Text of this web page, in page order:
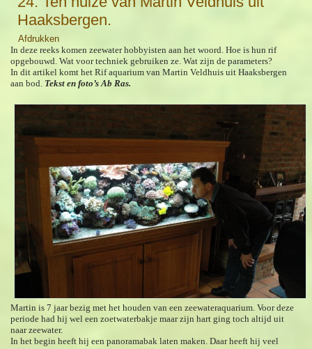
Haaksbergen.
Afdrukken
In deze reeks komen zeewater hobbyisten aan het woord. Hoe is hun rif
opgebouwd. Wat voor techniek gebruiken ze. Wat zijn de parameters?
In dit artikel komt het Rif aquarium van Martin Veldhuis uit Haaksbergen
aan bod. Tekst en foto’s Ab Ras.
Martin is 7 jaar bezig met het houden van een zeewateraquarium. Voor deze
periode had hij wel een zoetwaterbakje maar zijn hart ging toch altijd uit
naar zeewater.
In het begin heeft hij een panoramabak laten maken. Daar heeft hij veel